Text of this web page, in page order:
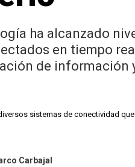
ha alcanzado
en tiempo
de información
sistemas de conectividad
Carbajal